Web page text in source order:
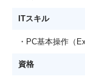
ITスキル
・PC基本操作（
資格